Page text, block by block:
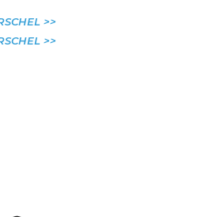
>>
>>